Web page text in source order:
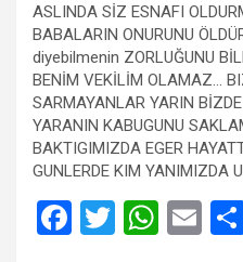
ASLINDA SİZ ESNAFI
BABALARIN ONURUNU
diyebilmenin ZORLUĞUNU
BENİM VEKİLİM OLAMAZ…
SARMAYANLAR YARIN
YARANIN KABUGUNU
BAKTIGIMIZDA EGER
GUNLERDE KIM YANIMIZDA
F
T
W E